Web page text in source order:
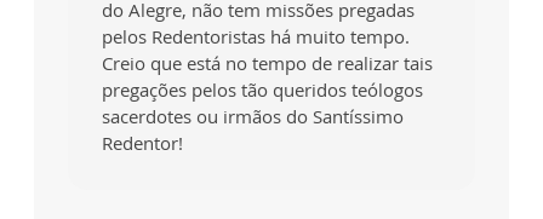
do Alegre, não tem missões pregadas
pelos Redentoristas há muito tempo.
Creio que está no tempo de realizar tais
pregações pelos tão queridos teólogos
sacerdotes ou irmãos do Santíssimo
Redentor!